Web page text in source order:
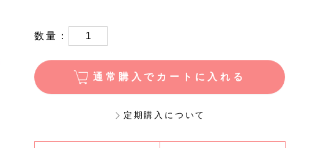
数量：
通常購入でカートに入れる
定期購入について